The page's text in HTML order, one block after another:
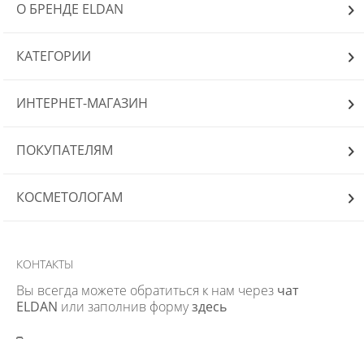
О БРЕНДЕ ELDAN
КАТЕГОРИИ
ИНТЕРНЕТ-МАГАЗИН
ПОКУПАТЕЛЯМ
КОСМЕТОЛОГАМ
КОНТАКТЫ
Вы всегда можете обратиться к нам через чат
ELDAN или заполнив формуздесь